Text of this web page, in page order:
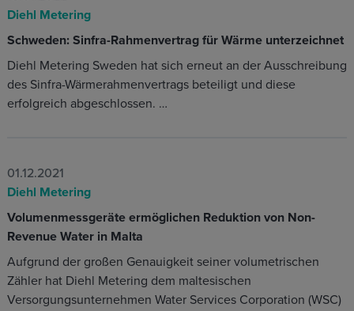
Diehl Metering
Schweden: Sinfra-Rahmenvertrag für Wärme unterzeichnet
Diehl Metering Sweden hat sich erneut an der Ausschreibung
des Sinfra-Wärmerahmenvertrags beteiligt und diese
erfolgreich abgeschlossen. …
01.12.2021
Diehl Metering
Volumenmessgeräte ermöglichen Reduktion von Non-
Revenue Water in Malta
Aufgrund der großen Genauigkeit seiner volumetrischen
Zähler hat Diehl Metering dem maltesischen
Versorgungsunternehmen Water Services Corporation (WSC)